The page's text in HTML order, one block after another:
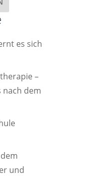
es sich
–
nach dem
und